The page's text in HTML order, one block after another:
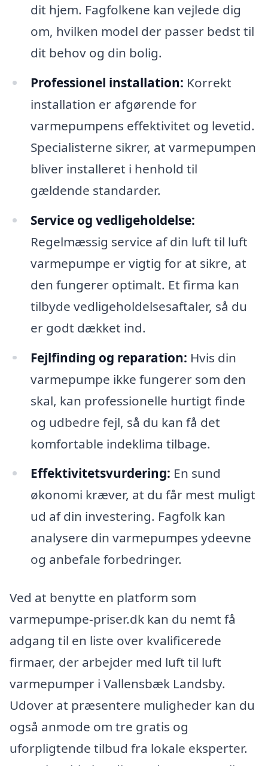
dit hjem. Fagfolkene kan vejlede dig
om, hvilken model der passer bedst til
dit behov og din bolig.
Professionel installation: Korrekt
installation er afgørende for
varmepumpens effektivitet og levetid.
Specialisterne sikrer, at varmepumpen
bliver installeret i henhold til
gældende standarder.
Service og vedligeholdelse:
Regelmæssig service af din luft til luft
varmepumpe er vigtig for at sikre, at
den fungerer optimalt. Et firma kan
tilbyde vedligeholdelsesaftaler, så du
er godt dækket ind.
Fejlfinding og reparation: Hvis din
varmepumpe ikke fungerer som den
skal, kan professionelle hurtigt finde
og udbedre fejl, så du kan få det
komfortable indeklima tilbage.
Effektivitetsvurdering: En sund
økonomi kræver, at du får mest muligt
ud af din investering. Fagfolk kan
analysere din varmepumpes ydeevne
og anbefale forbedringer.
Ved at benytte en platform som
varmepumpe-priser.dk kan du nemt få
adgang til en liste over kvalificerede
firmaer, der arbejder med luft til luft
varmepumper i Vallensbæk Landsby.
Udover at præsentere muligheder kan du
også anmode om tre gratis og
uforpligtende tilbud fra lokale eksperter.